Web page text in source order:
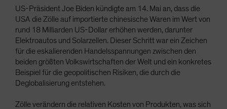
United States (US Citizens)
US (Non-US Citizens/NRC)
US-Präsident Joe Biden kündigte am 14. Mai an, dass die
USA die Zölle auf importierte chinesische Waren im Wert von
rund 18 Milliarden US-Dollar erhöhen werden, darunter
Elektroautos und Solarzellen. Dieser Schritt war ein Zeichen
für die eskalierenden Handelsspannungen zwischen den
beiden größten Volkswirtschaften der Welt und ein konkretes
Beispiel für die geopolitischen Risiken, die durch die
Deglobalisierung entstehen.
Zölle verändern die relativen Kosten von Produkten, was sich